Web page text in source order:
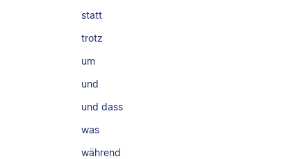
statt
trotz
um
und
und dass
was
während